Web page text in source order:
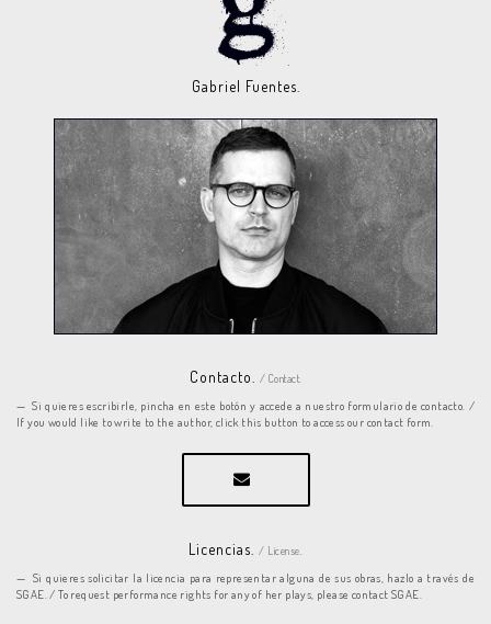
Gabriel Fuentes.
Contacto. / Contact.
Si quieres escribirle, pincha en este botón y accede a nuestro formulario de contacto. /
If you would like to write to the author, click this button to access our contact form.
Licencias. / License.
Si quieres solicitar la licencia para representar alguna de sus obras, hazlo a través de
SGAE. / To request performance rights for any of her plays, please contact SGAE.